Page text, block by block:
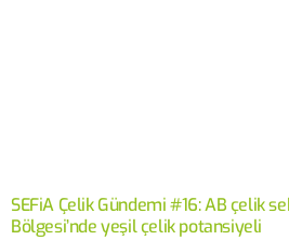
SEFiA Çelik Gündemi #16: AB çelik
Bölgesi’nde yeşil çelik potansiyeli